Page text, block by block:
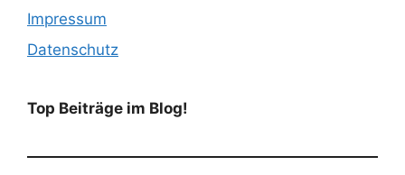
Impressum
Datenschutz
Top Beiträge im Blog!